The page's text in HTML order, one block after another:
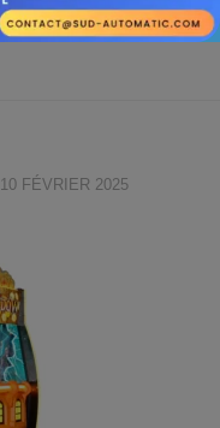
10 FÉVRIER 2025